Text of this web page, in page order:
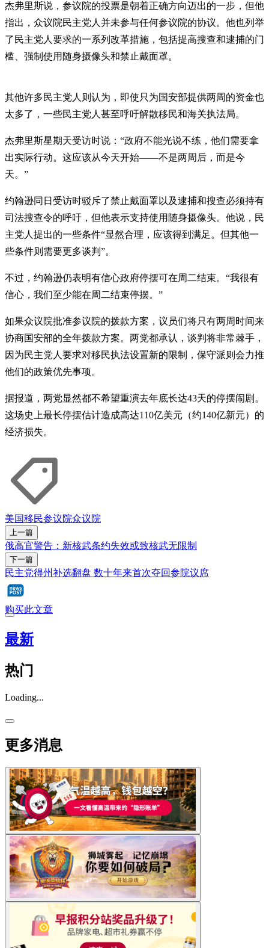
杰弗里斯说，参议院的投票是朝着正确方向迈出的一步，但他
指出，众议院民主党人并未参与任何参议院的协议。他也列举
了民主党人要求的一系列改革措施，包括提高搜查和逮捕的门
槛、强制使用随身摄像头和禁止戴面罩。
其他许多民主党人则认为，即使只为国安部提供两周的资金也
太多了，一些民主党人甚至呼吁解散移民和海关执法局。
杰弗里斯星期天受访时说：“政府不能光说不练，他们需要拿
出实际行动。这应该从今天开始——不是两周后，而是今
天。”
约翰逊同日受访时驳斥了禁止戴面罩以及逮捕和搜查必须持有
司法搜查令的呼吁，但他表示支持使用随身摄像头。他说，民
主党人提出的一些条件“显然合理，应该得到满足。但其他一
些条件则需要更多谈判”。
不过，约翰逊仍表明有信心政府停摆可在周二结束。“我很有
信心，我们至少能在周二结束停摆。”
如果众议院批准参议院的拨款方案，议员们将只有两周时间来
协商国安部的全年拨款方案。两党都承认，谈判将非常棘手，
因为民主党人要求对移民执法设置新的限制，保守派则会力推
他们的政策优先事项。
据报道，两党显然都不希望重演去年底长达43天的停摆闹剧。
这场史上最长停摆估计造成高达110亿美元（约140亿新元）的
经济损失。
美国移民参议院众议院
上一篇
俄高官警告：新核武条约失效或致核武无限制
下一篇
民主党得州补选翻盘 数十年来首次夺回参院议席
购买此文章
最新
热门
Loading...
更多消息